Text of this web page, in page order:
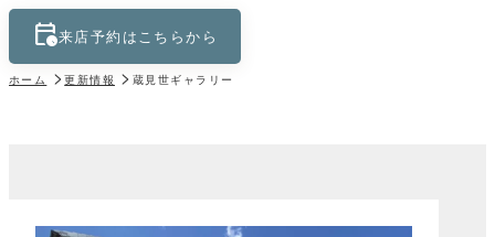
keyboard_control_key
calendar_clock来店予約はこちらから
ホーム 更新情報 蔵見世ギャラリー